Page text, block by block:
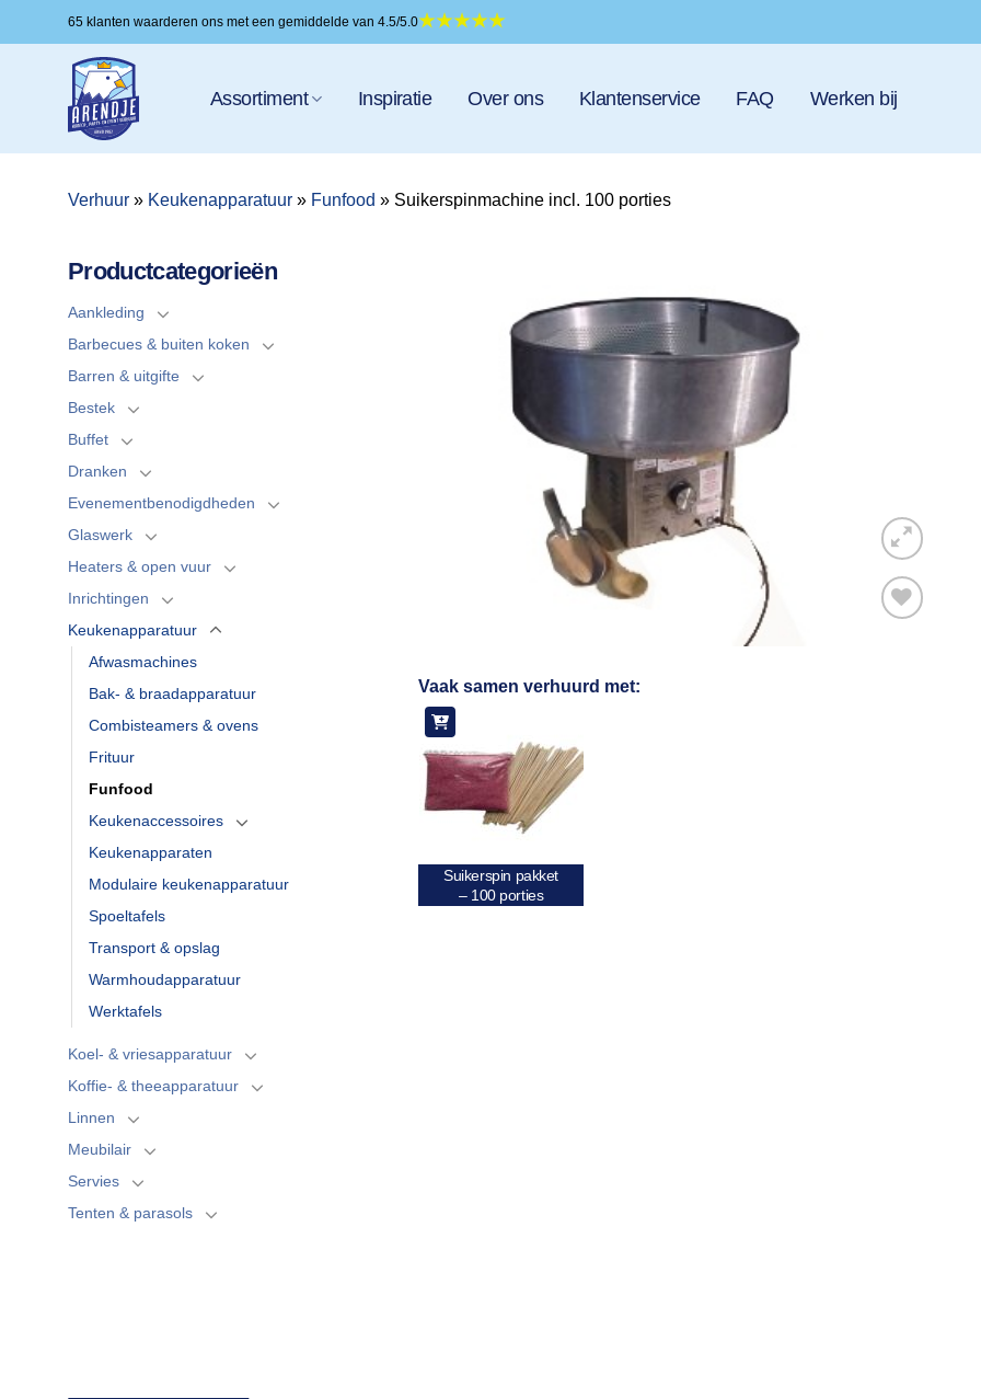
naar
65 klanten waarderen ons met een gemiddelde van 4.5/5.0
Assortiment Inspiratie Over ons Klantenservice FAQ Werken bij
Verhuur » Keukenapparatuur » Funfood » Suikerspinmachine incl. 100 porties
Productcategorieën
Aankleding
Barbecues & buiten koken
Barren & uitgifte
Bestek
Buffet
Dranken
Evenementbenodigdheden
Glaswerk
Heaters & open vuur
Inrichtingen
Keukenapparatuur
Afwasmachines
Bak- & braadapparatuur
Combisteamers & ovens
Frituur
Funfood
Keukenaccessoires
Keukenapparaten
Modulaire keukenapparatuur
Spoeltafels
Transport & opslag
Warmhoudapparatuur
Werktafels
Koel- & vriesapparatuur
Koffie- & theeapparatuur
Linnen
Meubilair
Servies
Tenten & parasols
Vaak samen verhuurd met:
Suikerspin pakket
– 100 porties